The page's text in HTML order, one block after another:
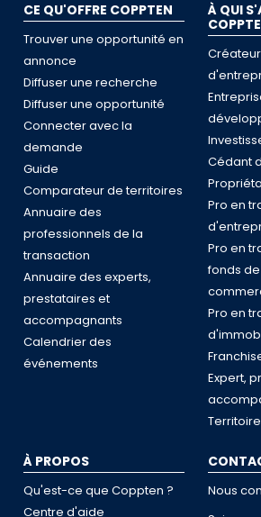
CE QU'OFFRE COPPTEN
Trouver une opportunité en
annonce
Diffuser une recherche
Diffuser une opportunité
Connecter avec la
demande
Guide
Comparateur de territoires
Annuaire des
professionnels de la
transaction
Annuaire des experts,
prestataires et
accompagnants
Calendrier des
événements
À QUI
Cédant
Pro en
Pro en
fonds
Pro en
Expert,
Territoire
À PROPOS
Qu'est-ce que Coppten ?
Centre d'aide
Nous